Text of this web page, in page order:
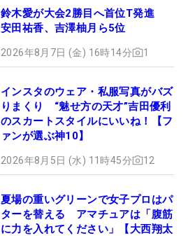
鈴木愛が大会2勝目へ首位T発進
安田祐香、吉澤柚月ら5位
2026年8月7日 (金) 16時14分 1
インスタのウェア・私服写真がバズ
りまくり “魅せ方の天才”吉田優利
のスカートスタイルにいいね！【フ
ァンが選ぶ神10】
2026年8月5日 (水) 11時45分 12
夏場の重いグリーンで女子プロはパ
ターを替える アマチュアは「腹筋
に力を入れてください」【大西翔太